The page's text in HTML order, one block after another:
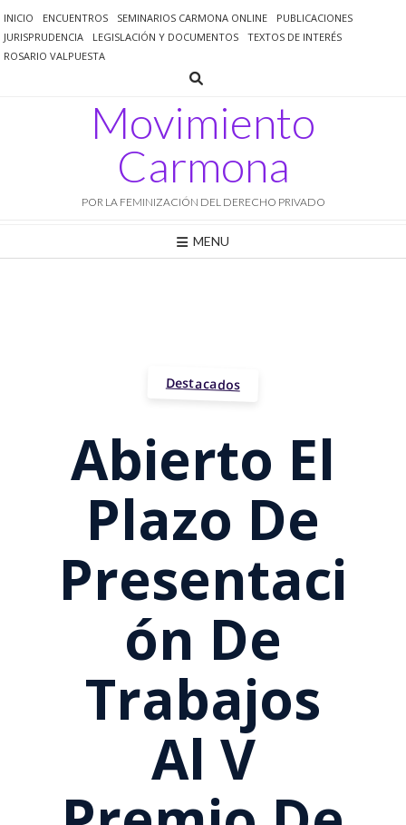
al
contenido
INICIO ENCUENTROS SEMINARIOS CARMONA ONLINE
PUBLICACIONES
JURISPRUDENCIA
LEGISLACIÓN Y DOCUMENTOS
TEXTOS DE INTERÉS
ROSARIO VALPUESTA
Movimiento
Carmona
POR LA FEMINIZACIÓN DEL DERECHO PRIVADO
MENU
Destacados
Abierto El
Plazo De
Presentaci
Ón De
Trabajos
Al V